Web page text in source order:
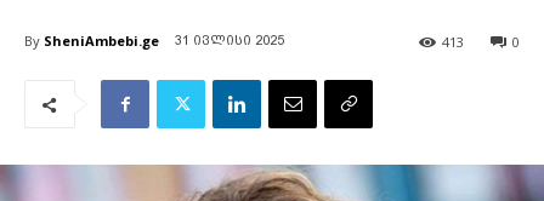
By SheniAmbebi.ge 31 ივლისი 2025 0
413